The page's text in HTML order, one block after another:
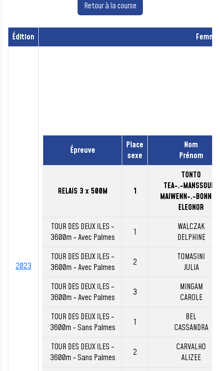
Retour à la course
Édition
2023
Épreuve
Place
sexe
Nom
Prénom
RELAIS 3 x 500M 1
TONTO
TEA-.-MANSSOUR-
MAIWENN-.-
ELEONOR
TOUR DES DEUX ILES -
3600m - Avec Palmes
1
WALCZAK
DELPHINE
TOUR DES DEUX ILES -
3600m - Avec Palmes
2
TOMASINI
JULIA
TOUR DES DEUX ILES -
3600m - Avec Palmes
3
MINGAM
CAROLE
TOUR DES DEUX ILES -
3600m - Sans Palmes
1
BEL
CASSANDRA
TOUR DES DEUX ILES -
3600m - Sans Palmes
2
CARVALHO
ALIZEE